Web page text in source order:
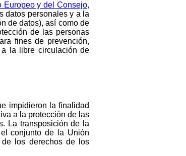
Europeo y del Consejo,
datos personales y a la
de datos), así como de
de las personas
fines de prevención,
la libre circulación de
impidieron la finalidad
a la protección de las
La transposición de la
conjunto de la Unión
los derechos de los